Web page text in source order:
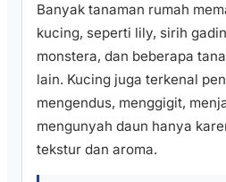
Banyak tanaman rumah
kucing, seperti lily, sirih
monstera, dan beberapa
lain. Kucing juga terkenal
mengendus, menggigit,
mengunyah daun hanya
tekstur dan aroma.